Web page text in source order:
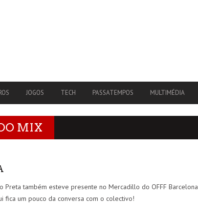
JOGOS TECH PASSATEMPOS MULTIMÉDIA
MIX
Preta também esteve presente no Mercadillo do OFFF Barcelona
fica um pouco da conversa com o colectivo!